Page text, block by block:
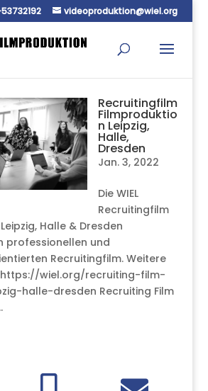
videoproduktion@wiel.org
Recruitingfilm
Filmproduktio
n Leipzig,
Halle,
Dresden
Jan. 3, 2022
Die WIEL
Recruitingfilm
Halle & Dresden
professionellen und
Recruitingfilm. Weitere
wiel.org/recruiting-film-
halle-dresden Recruiting Film